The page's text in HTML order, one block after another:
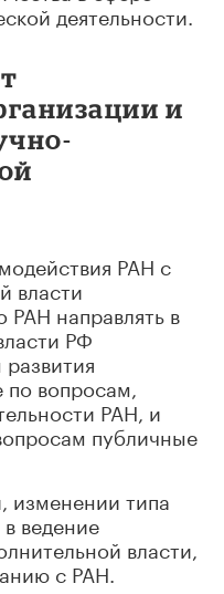
деятельности.
и
РАН с
власти
РАН направлять в
РФ
по вопросам,
РАН, и
публичные
изменении типа
ведение
власти,
с РАН.